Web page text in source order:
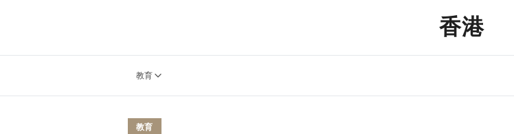
香港
教育
教育